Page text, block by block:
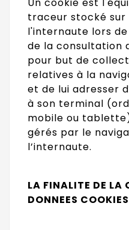
traceur stocké
l'internaute lors de
de la consultation
pour but de
relatives à la
et de lui adresser
à son terminal
mobile ou
gérés par le
l’internaute.
LA FINALITE DE LA
DONNEES COOKIES